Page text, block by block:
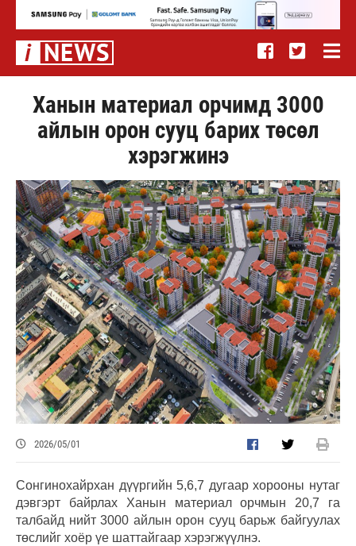
Ханын материал орчимд 3000
айлын орон сууц барих төсөл
хэрэгжинэ
2026/05/01
Сонгинохайрхан дүүргийн 5,6,7 дугаар хорооны нутаг
дэвгэрт байрлах Ханын материал орчмын 20,7 га
талбайд нийт 3000 айлын орон сууц барьж байгуулах
төслийг хоёр үе шаттайгаар хэрэгжүүлнэ.